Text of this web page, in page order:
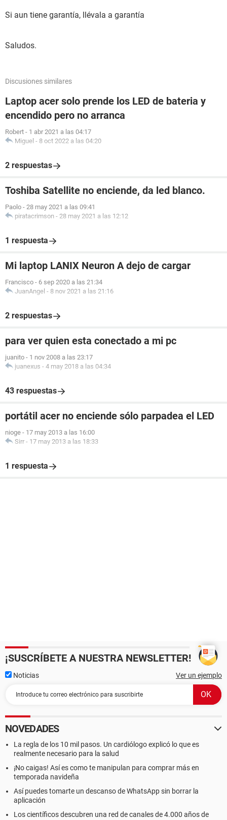
Si aun tiene garantía, llévala a garantía
Saludos.
Discusiones similares
Laptop acer solo prende los LED de bateria y
encendido pero no arranca
Robert - 1 abr 2021 a las 04:17
Miguel - 8 oct 2022 a las 04:20
2 respuestas
Toshiba Satellite no enciende, da led blanco.
Paolo - 28 may 2021 a las 09:41
piratacrimson - 28 may 2021 a las 12:12
1 respuesta
Mi laptop LANIX Neuron A dejo de cargar
Francisco - 6 sep 2020 a las 21:34
JuanAngel - 8 nov 2021 a las 21:16
2 respuestas
para ver quien esta conectado a mi pc
juanito - 1 nov 2008 a las 23:17
juanexus - 4 may 2018 a las 04:34
43 respuestas
portátil acer no enciende sólo parpadea el LED
nioge - 17 may 2013 a las 16:00
Sirr - 17 may 2013 a las 18:33
1 respuesta
¡SUSCRÍBETE A NUESTRA NEWSLETTER!
Noticias Ver un ejemplo
NOVEDADES
La regla de los 10 mil pasos. Un cardiólogo explicó lo que es
realmente necesario para la salud
¡No caigas! Así es como te manipulan para comprar más en
temporada navideña
Así puedes tomarte un descanso de WhatsApp sin borrar la
aplicación
Los científicos descubren una red de canales de 4.000 años de